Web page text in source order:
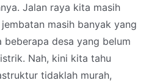
Jalan raya kita masih
masih banyak yang
beberapa desa yang belum
Nah, kini kita tahu
tidaklah murah,